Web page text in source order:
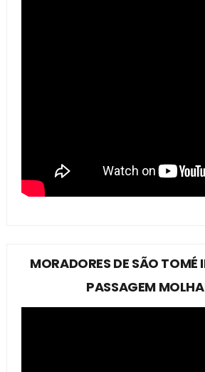
MORADORES DE SÃO TOMÉ
PASSAGEM